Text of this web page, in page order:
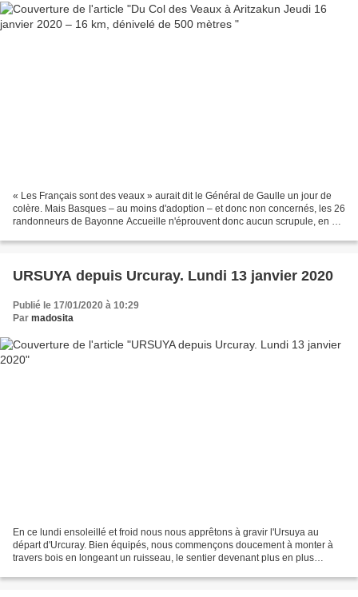
« Les Français sont des veaux » aurait dit le Général de Gaulle un jour de
colère. Mais Basques – au moins d'adoption – et donc non concernés, les 26
randonneurs de Bayonne Accueille n'éprouvent donc aucun scrupule, en ce
URSUYA depuis Urcuray. Lundi 13 janvier 2020
Publié le 17/01/2020 à 10:29
Par madosita
En ce lundi ensoleillé et froid nous nous apprêtons à gravir l'Ursuya au
départ d'Urcuray. Bien équipés, nous commençons doucement à monter à
travers bois en longeant un ruisseau, le sentier devenant plus en plus